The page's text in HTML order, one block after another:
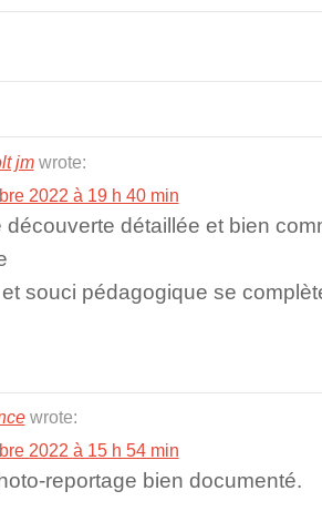
jm wrote:
2022 à 19 h 40 min
découverte détaillée et bien
souci pédagogique se
wrote:
2022 à 15 h 54 min
reportage bien documenté.